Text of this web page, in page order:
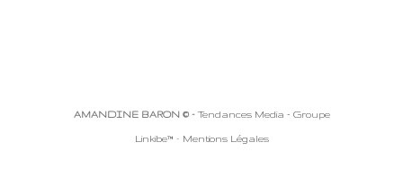
AMANDINE BARON © -Tendances Media - Groupe
Linkibe™ - Mentions Légales